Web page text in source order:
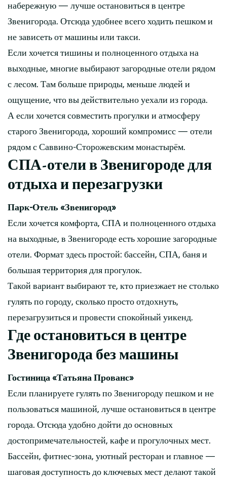
набережную — лучше остановиться в центре
Звенигорода. Отсюда удобнее всего ходить пешком и
не зависеть от машины или такси.
Если хочется тишины и полноценного отдыха на
выходные, многие выбирают загородные отели рядом
с лесом. Там больше природы, меньше людей и
ощущение, что вы действительно уехали из города.
А если хочется совместить прогулки и атмосферу
старого Звенигорода, хороший компромисс — отели
рядом с Саввино-Сторожевским монастырём.
СПА-отели в Звенигороде для
отдыха и перезагрузки
Парк-Отель «Звенигород»
Если хочется комфорта, СПА и полноценного отдыха
на выходные, в Звенигороде есть хорошие загородные
отели. Формат здесь простой: бассейн, СПА, баня и
большая территория для прогулок.
Такой вариант выбирают те, кто приезжает не столько
гулять по городу, сколько просто отдохнуть,
перезагрузиться и провести спокойный уикенд.
Где остановиться в центре
Звенигорода без машины
Гостиница «Татьяна Прованс»
Если планируете гулять по Звенигороду пешком и не
пользоваться машиной, лучше остановиться в центре
города. Отсюда удобно дойти до основных
достопримечательностей, кафе и прогулочных мест.
Бассейн, фитнес-зона, уютный ресторан и главное —
шаговая доступность до ключевых мест делают такой